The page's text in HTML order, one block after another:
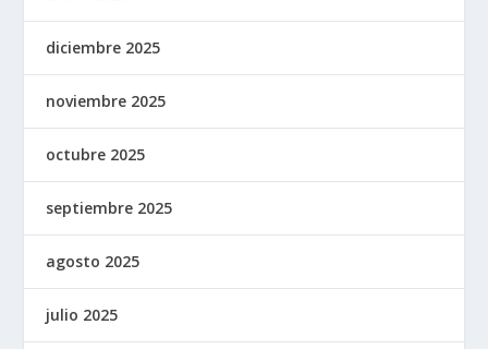
diciembre 2025
noviembre 2025
octubre 2025
septiembre 2025
agosto 2025
julio 2025